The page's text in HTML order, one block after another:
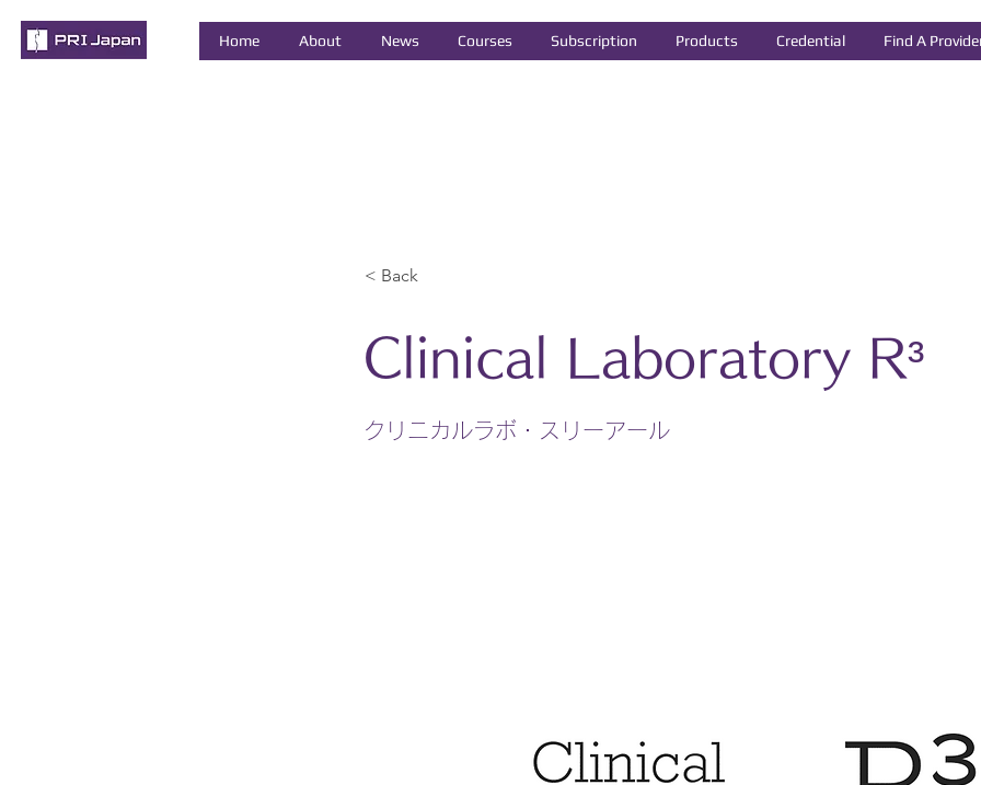
Home About News Courses Subscription Products Credential Find A
< Back
Clinical Laboratory R³
クリニカルラボ・スリーアール